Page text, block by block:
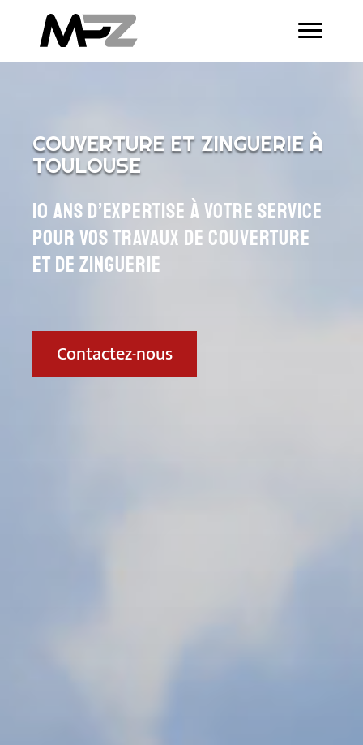
COUVERTURE ET ZINGUERIE À
TOULOUSE
10 ans d’expertise à votre service
pour vos travaux de couverture
et de zinguerie
Contactez-nous